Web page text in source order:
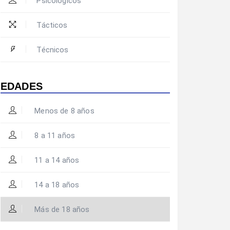
Tácticos
Técnicos
EDADES
Menos de 8 años
8 a 11 años
11 a 14 años
14 a 18 años
Más de 18 años